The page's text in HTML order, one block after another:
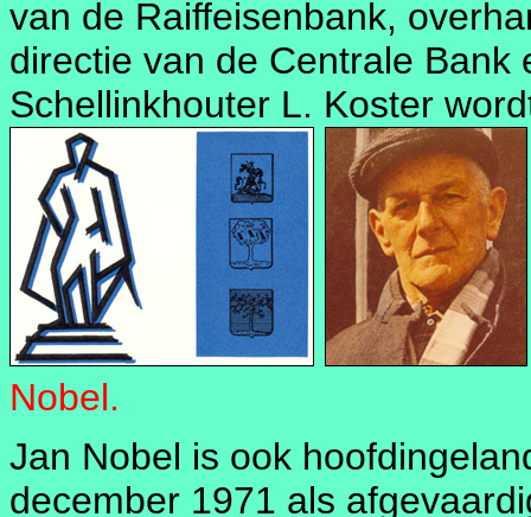
van de Raiffeisenbank,
directie van de Centrale
Schellinkhouter L. Koster
Nobel.
Jan Nobel is ook
december 1971 als